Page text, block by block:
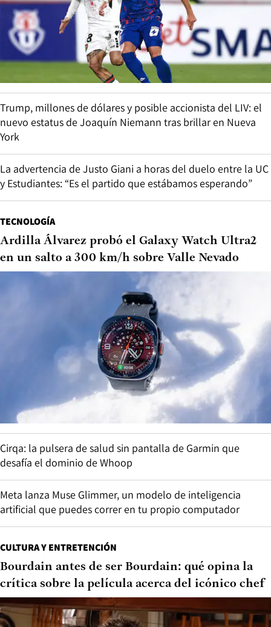
Trump, millones de dólares y posible accionista del LIV: el
nuevo estatus de Joaquín Niemann tras brillar en Nueva
York
La advertencia de Justo Giani a horas del duelo entre la UC
y Estudiantes: “Es el partido que estábamos esperando”
TECNOLOGÍA
Ardilla Álvarez probó el Galaxy Watch Ultra2
en un salto a 300 km/h sobre Valle Nevado
Cirqa: la pulsera de salud sin pantalla de Garmin que
desafía el dominio de Whoop
Meta lanza Muse Glimmer, un modelo de inteligencia
artificial que puedes correr en tu propio computador
CULTURA Y ENTRETENCIÓN
Bourdain antes de ser Bourdain: qué opina la
crítica sobre la película acerca del icónico chef